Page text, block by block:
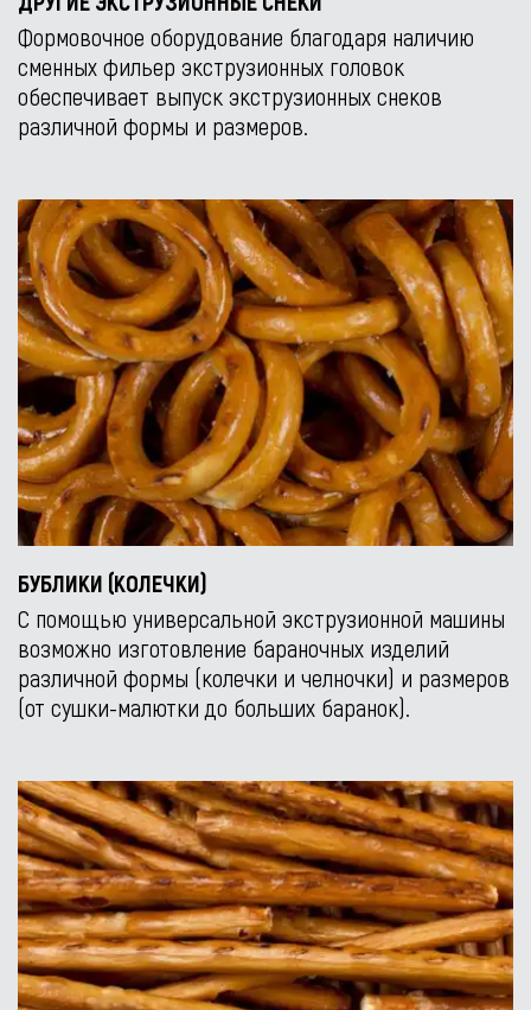
Формовочное оборудование благодаря наличию
сменных фильер экструзионных головок
обеспечивает выпуск экструзионных снеков
различной формы и размеров.
БУБЛИКИ (КОЛЕЧКИ)
С помощью универсальной экструзионной машины
возможно изготовление бараночных изделий
различной формы (колечки и челночки) и размеров
(от сушки-малютки до больших баранок).